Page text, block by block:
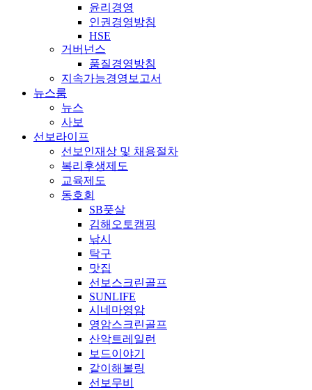
윤리경영
인권경영방침
HSE
거버넌스
품질경영방침
지속가능경영보고서
뉴스룸
뉴스
사보
선보라이프
선보인재상 및 채용절차
복리후생제도
교육제도
동호회
SB풋살
김해오토캠핑
낚시
탁구
맛집
선보스크린골프
SUNLIFE
시네마영암
영암스크린골프
산악트레일런
보드이야기
같이해볼링
선보무비